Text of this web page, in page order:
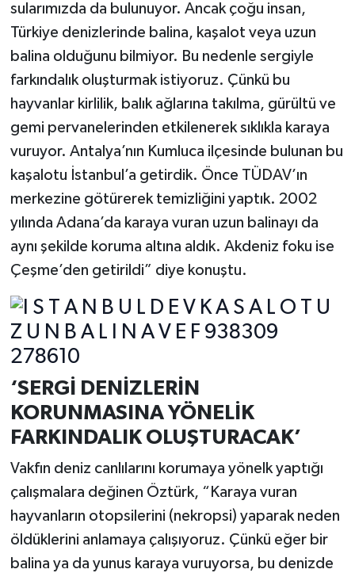
sularımızda da bulunuyor. Ancak çoğu insan,
Türkiye denizlerinde balina, kaşalot veya uzun
balina olduğunu bilmiyor. Bu nedenle sergiyle
farkındalık oluşturmak istiyoruz. Çünkü bu
hayvanlar kirlilik, balık ağlarına takılma, gürültü ve
gemi pervanelerinden etkilenerek sıklıkla karaya
vuruyor. Antalya’nın Kumluca ilçesinde bulunan bu
kaşalotu İstanbul’a getirdik. Önce TÜDAV’ın
merkezine götürerek temizliğini yaptık. 2002
yılında Adana’da karaya vuran uzun balinayı da
aynı şekilde koruma altına aldık. Akdeniz foku ise
Çeşme’den getirildi” diye konuştu.
‘SERGİ DENİZLERİN
KORUNMASINA YÖNELİK
FARKINDALIK OLUŞTURACAK’
Vakfın deniz canlılarını korumaya yönelk yaptığı
çalışmalara değinen Öztürk, “Karaya vuran
hayvanların otopsilerini (nekropsi) yaparak neden
öldüklerini anlamaya çalışıyoruz. Çünkü eğer bir
balina ya da yunus karaya vuruyorsa, bu denizde